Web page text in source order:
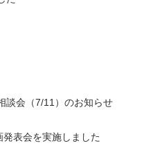
談会（7/11）のお知らせ
表会を実施しました